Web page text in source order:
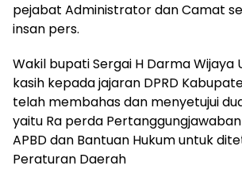
pejabat Administrator dan Camat
insan pers.
Wakil bupati Sergai H Darma
kasih kepada jajaran DPRD
telah membahas dan menyetujui
yaitu Ra perda
APBD dan Bantuan Hukum untuk
Peraturan Daerah